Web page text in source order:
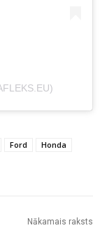
Ford
Honda
Nākamais raksts